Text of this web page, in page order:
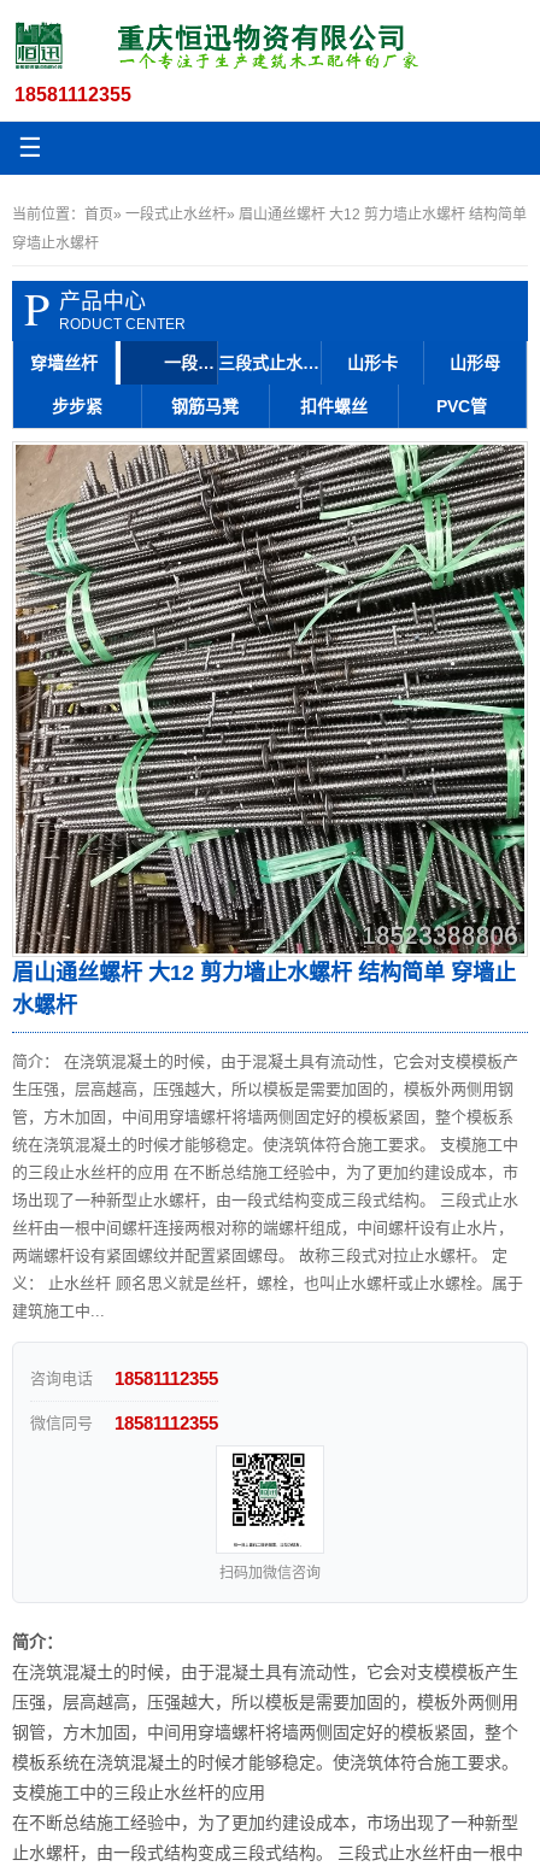
18581112355
☰
当前位置： 首页» 一段式止水丝杆» 眉山通丝螺杆 大12 剪力墙止水螺杆 结构简单
穿墙止水螺杆
P 产品中心
RODUCT CENTER
穿墙丝杆 一段式止水丝杆 三段式止水丝杆 山形卡 山形母
步步紧 钢筋马凳 扣件螺丝 PVC管
眉山通丝螺杆 大12 剪力墙止水螺杆 结构简单 穿墙止
水螺杆
简介： 在浇筑混凝土的时候，由于混凝土具有流动性，它会对支模模板产
生压强，层高越高，压强越大，所以模板是需要加固的，模板外两侧用钢
管，方木加固，中间用穿墙螺杆将墙两侧固定好的模板紧固，整个模板系
统在浇筑混凝土的时候才能够稳定。使浇筑体符合施工要求。 支模施工中
的三段止水丝杆的应用 在不断总结施工经验中，为了更加约建设成本，市
场出现了一种新型止水螺杆，由一段式结构变成三段式结构。 三段式止水
丝杆由一根中间螺杆连接两根对称的端螺杆组成，中间螺杆设有止水片，
两端螺杆设有紧固螺纹并配置紧固螺母。 故称三段式对拉止水螺杆。 定
义： 止水丝杆 顾名思义就是丝杆，螺栓，也叫止水螺杆或止水螺栓。属于
建筑施工中...
咨询电话 18581112355
微信同号 18581112355
扫码加微信咨询
简介：
在浇筑混凝土的时候，由于混凝土具有流动性，它会对支模模板产生
压强，层高越高，压强越大，所以模板是需要加固的，模板外两侧用
钢管，方木加固，中间用穿墙螺杆将墙两侧固定好的模板紧固，整个
模板系统在浇筑混凝土的时候才能够稳定。使浇筑体符合施工要求。
支模施工中的三段止水丝杆的应用
在不断总结施工经验中，为了更加约建设成本，市场出现了一种新型
止水螺杆，由一段式结构变成三段式结构。 三段式止水丝杆由一根中